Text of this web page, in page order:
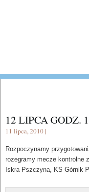
12 LIPCA GODZ.
11 lipca, 2010 |
Rozpoczynamy
rozegramy mecze kontrolne
Iskra Pszczyna, KS Górnik